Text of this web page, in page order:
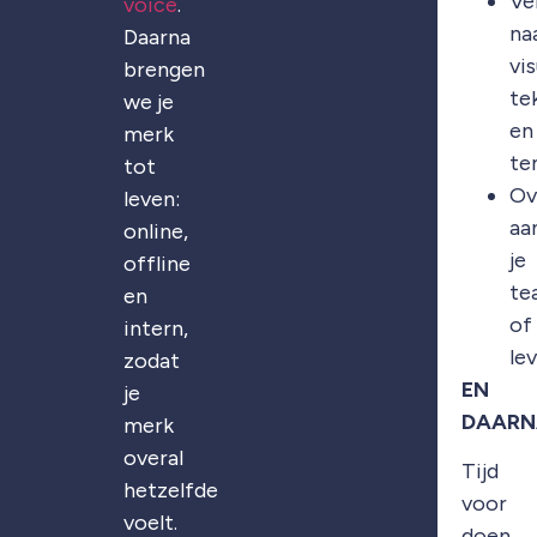
Daarna
brengen
we je
merk
tot
leven:
online,
offline
en
intern,
zodat
je
merk
overal
hetzelfde
voelt.
en
je
of
EN
Tijd
voor